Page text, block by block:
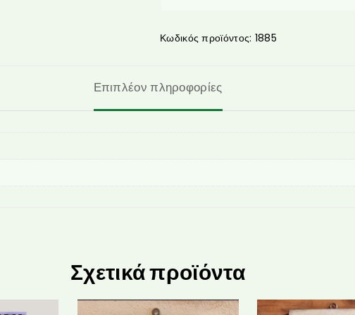
Κωδικός προϊόντος: 1885
Επιπλέον πληροφορίες
Σχετικά προϊόντα